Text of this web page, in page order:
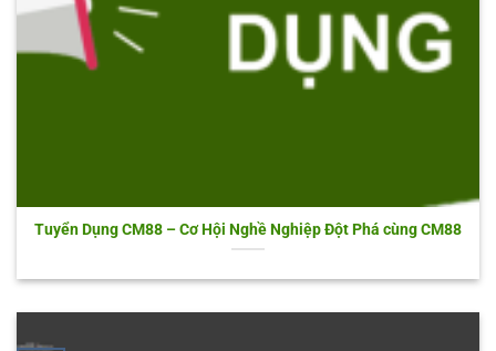
Tuyển Dụng CM88 – Cơ Hội Nghề Nghiệp Đột Phá cùng CM88